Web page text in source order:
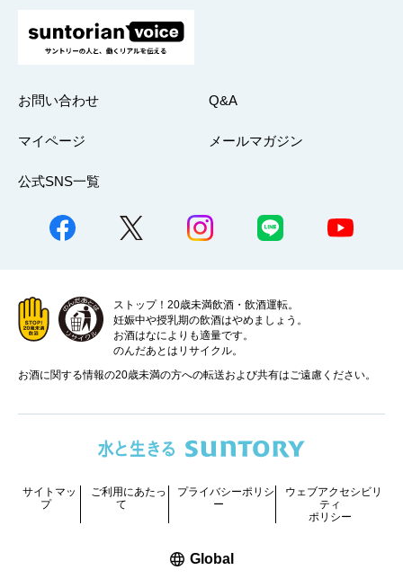
お問い合わせ Q&A
マイページ メールマガジン
公式SNS一覧
ストップ！20歳未満飲酒・飲酒運転。
妊娠中や授乳期の飲酒はやめましょう。
お酒はなによりも適量です。
のんだあとはリサイクル。
お酒に関する情報の20歳未満の方への転送および共有はご遠慮ください。
サイトマッ
プ
ご利用にあたっ
て
プライバシーポリシ
ー
ウェブアクセシビリ
ティ
ポリシー
Global新しいウィンドウで開く